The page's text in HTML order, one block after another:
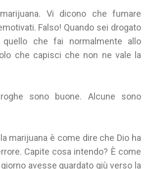
Vi dicono che fumare
Falso! Quando sei drogato
che fai normalmente allo
che capisci che non ne vale la
sono buone. Alcune sono
marijuana è come dire che Dio ha
Capite cosa intendo? È come
avesse guardato giù verso la